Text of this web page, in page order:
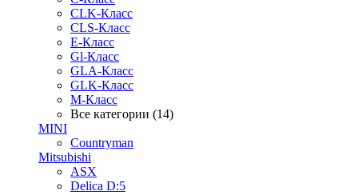
CLK-Класс
CLS-Класс
E-Класс
Gl-Класс
GLA-Класс
GLK-Класс
M-Класс
Все категории (14)
MINI
Countryman
Mitsubishi
ASX
Delica D:5